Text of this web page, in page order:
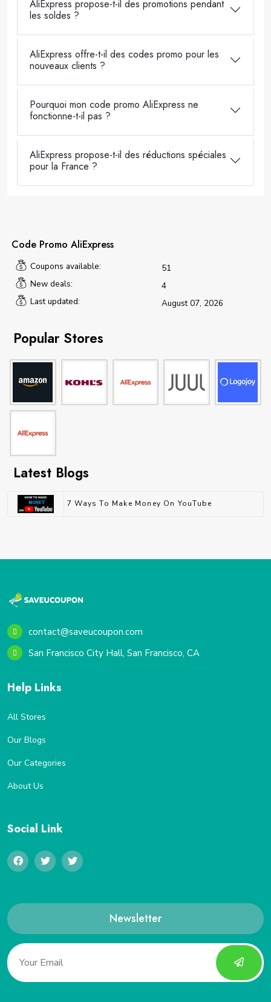
AliExpress propose-t-il des promotions pendant
les soldes ?
AliExpress offre-t-il des codes promo pour les
nouveaux clients ?
Pourquoi mon code promo AliExpress ne
fonctionne-t-il pas ?
AliExpress propose-t-il des réductions spéciales
pour la France ?
Code Promo AliExpress
Coupons available:
51
New deals:
4
Last updated:
August 07, 2026
Popular Stores
Latest Blogs
7 Ways To Make Money On YouTube
contact@saveucoupon.com
San Francisco City Hall, San Francisco, CA
Help Links
All Stores
Our Blogs
Our Categories
About Us
Social Link
Newsletter